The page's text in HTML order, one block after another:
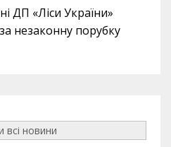
ДП «Ліси України»
незаконну порубку
всі новини